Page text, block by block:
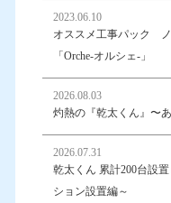
2023.06.10
オススメ工事パック
「Orche-オルシェ-」
2026.08.03
灼熱の『乾太くん』〜
2026.07.31
乾太くん 累計200台設
ション設置編～